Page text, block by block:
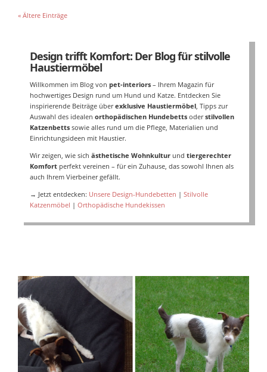
« Ältere Einträge
Design trifft Komfort: Der Blog für stilvolle
Haustiermöbel
Willkommen im Blog von pet-interiors – Ihrem Magazin für
hochwertiges Design rund um Hund und Katze. Entdecken Sie
inspirierende Beiträge überexklusive Haustiermöbel, Tipps zur
Auswahl des idealen orthopädischen Hundebetts oderstilvollen
Katzenbetts sowie alles rund um die Pflege, Materialien und
Einrichtungsideen mit Haustier.
Wir zeigen, wie sich ästhetische Wohnkultur und tiergerechter
Komfort perfekt vereinen – für ein Zuhause, das sowohl Ihnen als
auch Ihrem Vierbeiner gefällt.
→ Jetzt entdecken: Unsere Design-Hundebetten | Stilvolle
Katzenmöbel | Orthopädische Hundekissen